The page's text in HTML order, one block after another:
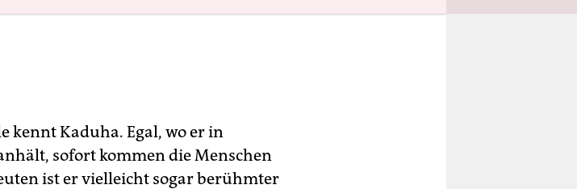
kennt Kaduha. Egal, wo er in
sofort kommen die Menschen
ist er vielleicht sogar berühmter